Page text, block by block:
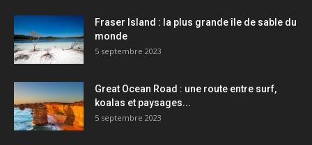
Fraser Island : la plus grande île de sable du
monde
5 septembre 2023
Great Ocean Road : une route entre surf,
koalas et paysages...
5 septembre 2023